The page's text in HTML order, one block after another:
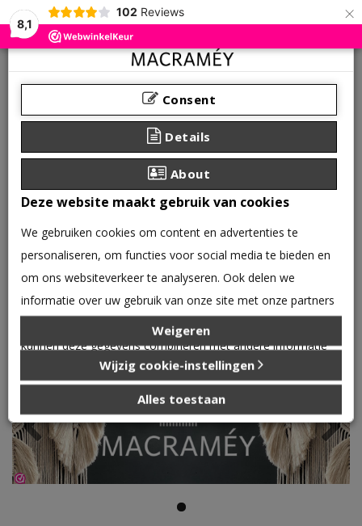
8,1
102 Reviews ×
0 product(en) - €0,00
CATEGORIEËN
Consent
Details
About
Deze website maakt gebruik van cookies
We gebruiken cookies om content en advertenties te
personaliseren, om functies voor social media te bieden en
om ons websiteverkeer te analyseren. Ook delen we
informatie over uw gebruik van onze site met onze partners
voor social media, adverteren en analyse. Deze partners
kunnen deze gegevens combineren met andere informatie
die u aan ze heeft verstrekt of die ze hebben verzameld op
basis van uw gebruik van hun services.
Weigeren
Wijzig cookie-instellingen
Alles toestaan